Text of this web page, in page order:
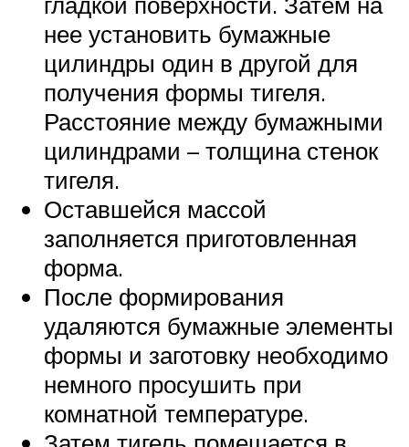
нее установить бумажные
цилиндры один в другой для
получения формы тигеля.
Расстояние между бумажными
цилиндрами – толщина стенок
тигеля.
Оставшейся массой
заполняется приготовленная
форма.
После формирования
удаляются бумажные элементы
формы и заготовку необходимо
немного просушить при
комнатной температуре.